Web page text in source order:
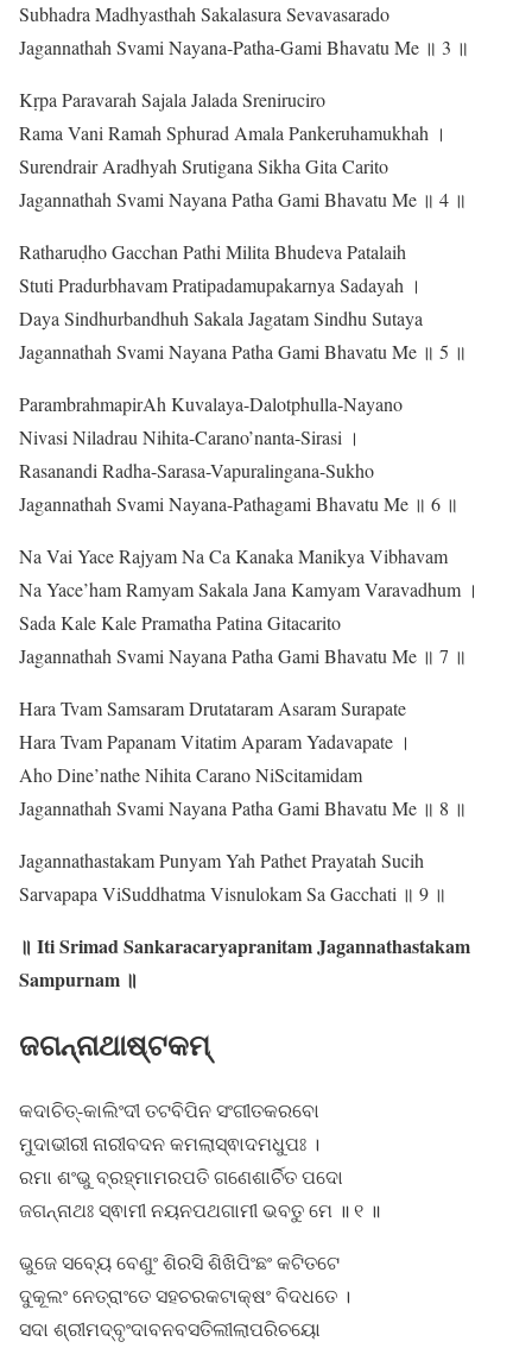
Subhadra Madhyasthah Sakalasura Sevavasarado
Jagannathah Svami Nayana-Patha-Gami Bhavatu Me ॥ 3 ॥
Kṛpa Paravarah Sajala Jalada Sreniruciro
Rama Vani Ramah Sphurad Amala Pankeruhamukhah ।
Surendrair Aradhyah Srutigana Sikha Gita Carito
Jagannathah Svami Nayana Patha Gami Bhavatu Me ॥ 4 ॥
Ratharuḍho Gacchan Pathi Milita Bhudeva Patalaih
Stuti Pradurbhavam Pratipadamupakarnya Sadayah ।
Daya Sindhurbandhuh Sakala Jagatam Sindhu Sutaya
Jagannathah Svami Nayana Patha Gami Bhavatu Me ॥ 5 ॥
ParambrahmapirAh Kuvalaya-Dalotphulla-Nayano
Nivasi Niladrau Nihita-Carano’nanta-Sirasi ।
Rasanandi Radha-Sarasa-Vapuralingana-Sukho
Jagannathah Svami Nayana-Pathagami Bhavatu Me ॥ 6 ॥
Na Vai Yace Rajyam Na Ca Kanaka Manikya Vibhavam
Na Yace’ham Ramyam Sakala Jana Kamyam Varavadhum ।
Sada Kale Kale Pramatha Patina Gitacarito
Jagannathah Svami Nayana Patha Gami Bhavatu Me ॥ 7 ॥
Hara Tvam Samsaram Drutataram Asaram Surapate
Hara Tvam Papanam Vitatim Aparam Yadavapate ।
Aho Dine’nathe Nihita Carano NiScitamidam
Jagannathah Svami Nayana Patha Gami Bhavatu Me ॥ 8 ॥
Jagannathastakam Punyam Yah Pathet Prayatah Sucih
Sarvapapa ViSuddhatma Visnulokam Sa Gacchati ॥ 9 ॥
॥ Iti Srimad Sankaracaryapranitam Jagannathastakam
Sampurnam ॥
ଜଗନ୍ନାଥାଷ୍ଟକମ୍
କଦାଚିତ୍-କାଲିଂଦୀ ତଟବିପିନ ସଂଗୀତକରବୋ
ମୁଦାଭୀରୀ ନାରୀବଦନ କମଲାସ୍ଵାଦମଧୁପଃ ।
ରମା ଶଂଭୁ ବ୍ରହ୍ମାମରପତି ଗଣେଶାର୍ଚିତ ପଦୋ
ଜଗନ୍ନାଥଃ ସ୍ଵାମୀ ନୟନପଥଗାମୀ ଭବତୁ ମେ ॥ ୧ ॥
ଭୁଜେ ସବ୍ୟେ ବେଣୁଂ ଶିରସି ଶିଖିପିଂଛଂ କଟିତଟେ
ଦୁକୂଲଂ ନେତ୍ରାଂତେ ସହଚରକଟାକ୍ଷଂ ବିଦଧତେ ।
ସଦା ଶ୍ରୀମଦ୍ବୃଂଦାବନବସତିଲୀଲାପରିଚୟୋ